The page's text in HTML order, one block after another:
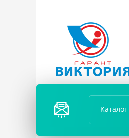
ПЕРЕЗ
ВОНИ
ТЬ
Каталог